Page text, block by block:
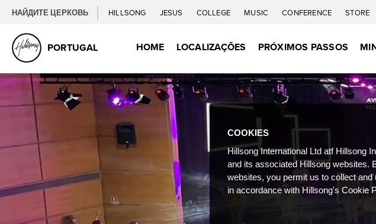
НАЙДИТЕ ЦЕРКОВЬ HILLSONG JESUS COLLEGE MUSIC CONFERENCE STORE
PORTUGAL HOME LOCALIZAÇÕES PRÓXIMOS PASSOS
COOKIES
Hillsong International Ltd atf Hillsong
and its associated Hillsong websites.
websites, you permit us to collect
in accordance with Hillsong's Cookie